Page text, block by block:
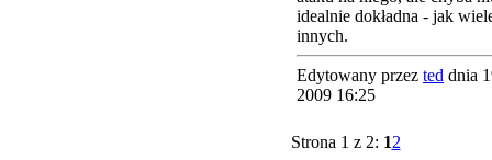
idealnie dokładna - jak
innych.
Edytowany przez ted dnia
2009 16:25
Strona 1 z 2: 12